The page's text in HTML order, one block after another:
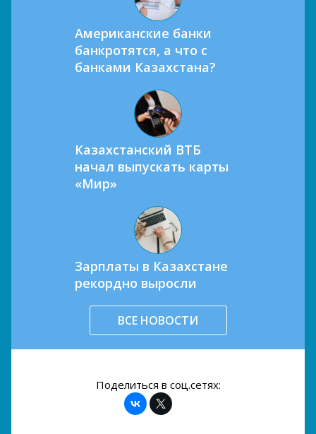
Американские банки
банкротятся, а что с
банками Казахстана?
Казахстанский ВТБ
начал выпускать карты
«Мир»
Зарплаты в Казахстане
рекордно выросли
ВСЕ НОВОСТИ
Поделиться в соц.сетях: